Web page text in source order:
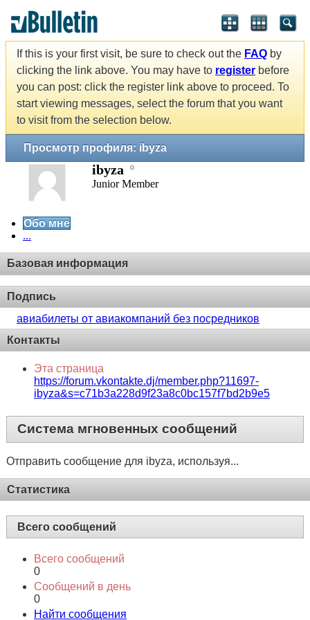
If this is your first visit, be sure to check out the FAQ by
clicking the link above. You may have to register before
you can post: click the register link above to proceed. To
start viewing messages, select the forum that you want
to visit from the selection below.
Просмотр профиля: ibyza
ibyza
Junior Member
Обо мне
...
Базовая информация
Подпись
авиабилеты от авиакомпаний без посредников
Контакты
Эта страница
https://forum.vkontakte.dj/member.php?11697-
ibyza&s=c71b3a228d9f23a8c0bc157f7bd2b9e5
Система мгновенных сообщений
Отправить сообщение для ibyza, используя...
Статистика
Всего сообщений
Всего сообщений
0
Сообщений в день
0
Найти сообщения